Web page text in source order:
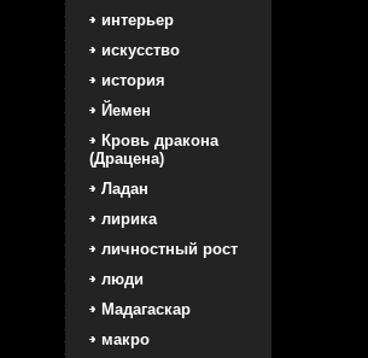
интерьер
искусство
история
Йемен
Кровь дракона
(Драцена)
Ладан
лирика
личностный рост
люди
Мадагаскар
макро